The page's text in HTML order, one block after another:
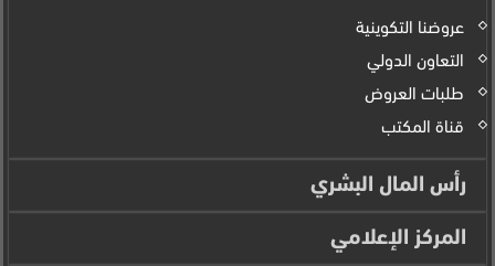
عروضنا التكوينية
التعاون الدولي
طلبات العروض
قناة المكتب
رأس المال البشري
المركز الإعلامي